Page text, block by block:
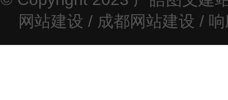
网站建设 / 成都网站建设 /